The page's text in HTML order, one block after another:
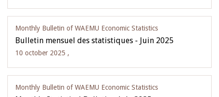
Monthly Bulletin of WAEMU Economic Statistics
Bulletin mensuel des statistiques - Juin 2025
10 october 2025 ,
Monthly Bulletin of WAEMU Economic Statistics